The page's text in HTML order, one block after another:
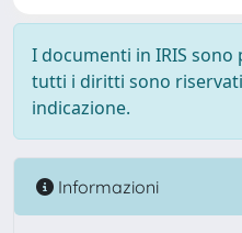
I documenti in IRIS
tutti i diritti sono
indicazione.
Informazioni